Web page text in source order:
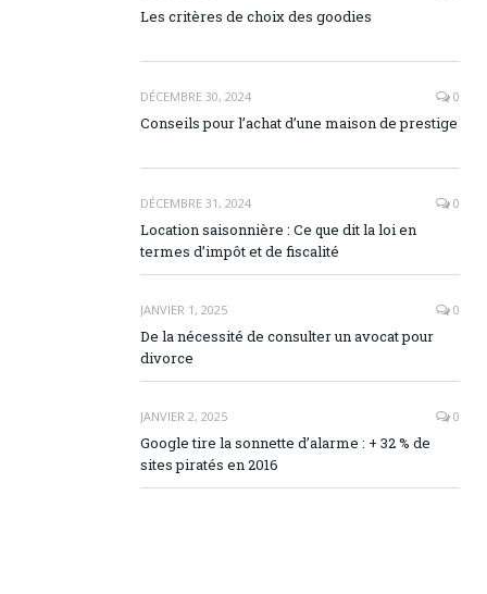
Les critères de choix des goodies
DÉCEMBRE 30, 2024 0
Conseils pour l’achat d’une maison de prestige
DÉCEMBRE 31, 2024 0
Location saisonnière : Ce que dit la loi en
termes d’impôt et de fiscalité
JANVIER 1, 2025 0
De la nécessité de consulter un avocat pour
divorce
JANVIER 2, 2025 0
Google tire la sonnette d’alarme : + 32 % de
sites piratés en 2016